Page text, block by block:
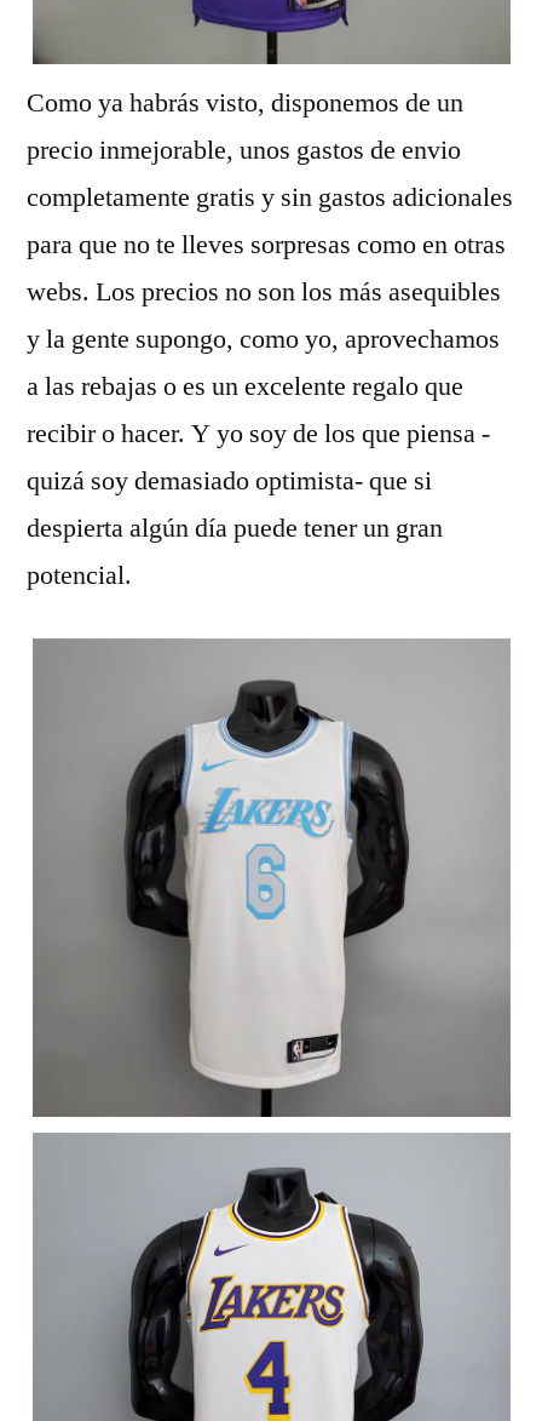
Como ya habrás visto, disponemos de un
precio inmejorable, unos gastos de envio
completamente gratis y sin gastos adicionales
para que no te lleves sorpresas como en otras
webs. Los precios no son los más asequibles
y la gente supongo, como yo, aprovechamos
a las rebajas o es un excelente regalo que
recibir o hacer. Y yo soy de los que piensa -
quizá soy demasiado optimista- que si
despierta algún día puede tener un gran
potencial.